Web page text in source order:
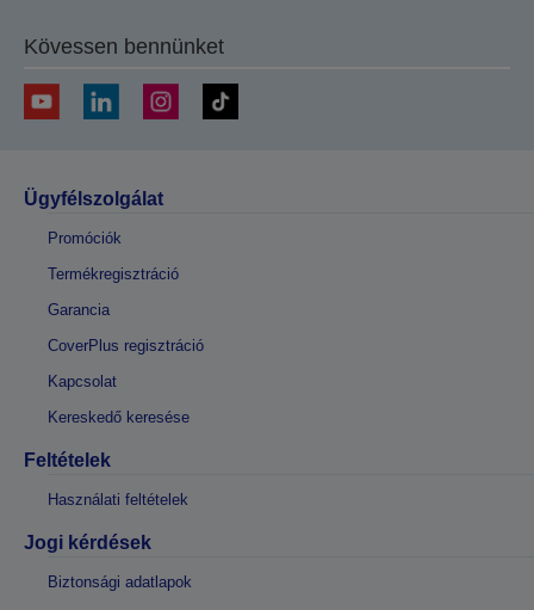
Kövessen bennünket
Ügyfélszolgálat
Promóciók
Termékregisztráció
Garancia
CoverPlus regisztráció
Kapcsolat
Kereskedő keresése
Feltételek
Használati feltételek
Jogi kérdések
Biztonsági adatlapok